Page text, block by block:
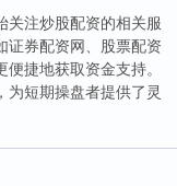
关注炒股配资的相关服
证券配资网、股票配资
捷地获取资金支持。
为短期操盘者提供了灵